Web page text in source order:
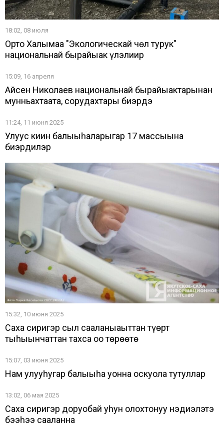
18:02, 08 июля
Орто Халымаҕа "Экологическай чөл турук"
национальнай бырайыак үлэлиир
15:09, 16 апреля
Айсен Николаев национальнай бырайыактарынан
мунньахтаата, сорудахтары биэрдэ
11:24, 11 июня 2025
Улуус киин балыыһаларыгар 17 массыына
биэрдилэр
15:32, 10 июня 2025
Саха сиригэр сыл саҕаланыаҕыттан түөрт
тыһыынчаттан тахса оҕо төрөөтө
15:07, 03 июня 2025
Нам улууһугар балыыһа уонна оскуола тутуллар
13:02, 06 мая 2025
Саха сиригэр доруобай уһун олохтонуу нэдиэлэтэ
бэҕэһээ саҕаланна